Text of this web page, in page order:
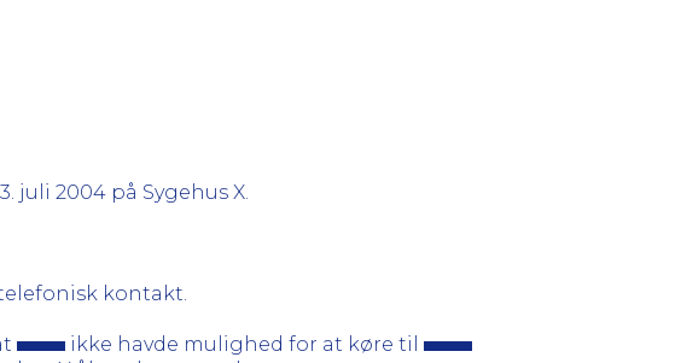
2004 på Sygehus X.
kontakt.
ikke havde mulighed for at køre til